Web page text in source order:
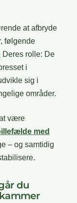
at afbryde
følgende
Deres rolle: De
i
sig i
områder.
være
med
– og samtidig
du